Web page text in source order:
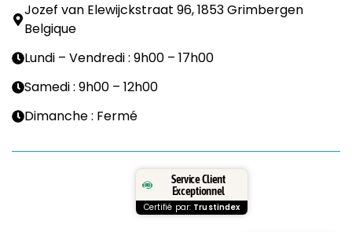
Jozef van Elewijckstraat 96, 1853 Grimbergen
Belgique
Lundi – Vendredi : 9h00 – 17h00
Samedi : 9h00 – 12h00
Dimanche : Fermé
Service Client
Exceptionnel
Certifié par: Trustindex